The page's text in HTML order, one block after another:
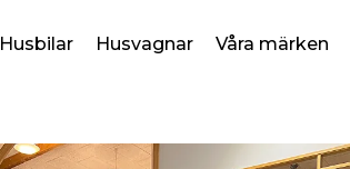
Husbilar Husvagnar Våra märken